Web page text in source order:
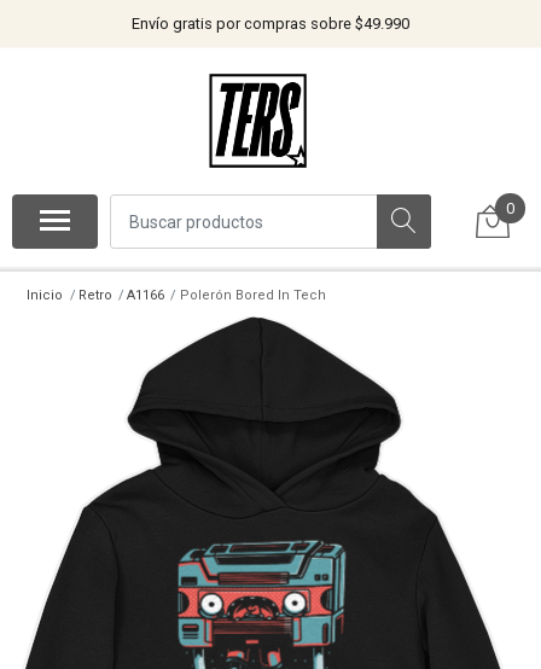
Envío gratis por compras sobre $49.990
0
Inicio Retro A1166 Polerón Bored In Tech